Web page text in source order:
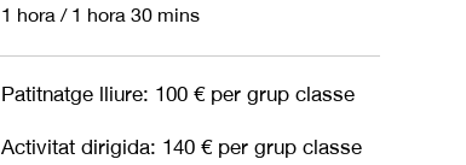
1 hora / 1 hora 30 mins
Patitnatge lliure: 100 € per grup classe
Activitat dirigida: 140 € per grup classe